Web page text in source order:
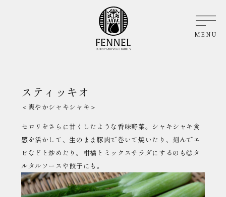
MENU
スティッキオ
＜爽やかシャキシャキ＞
セロリをさらに甘くしたような香味野菜。シャキシャキ食
感を活かして、生のまま豚肉で巻いて焼いたり、刻んでエ
ビなどと炒めたり。柑橘とミックスサラダにするのも◎タ
ルタルソースや餃子にも。